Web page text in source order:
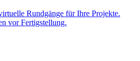
Rundgänge für Ihre Projekte.
vor Fertigstellung.